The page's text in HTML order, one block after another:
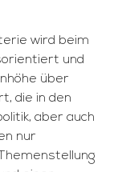
wird beim
und
über
die in den
aber auch
nur